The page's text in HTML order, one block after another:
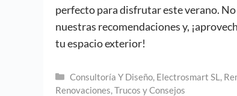
perfecto para disfrutar este verano.
nuestras recomendaciones y,
tu espacio exterior!
Categorías
Consultoría Y Diseño Electrosmart SL
Renovaciones Trucos y Consejos